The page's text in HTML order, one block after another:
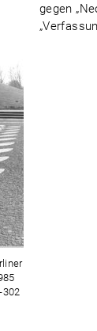
302
gegen